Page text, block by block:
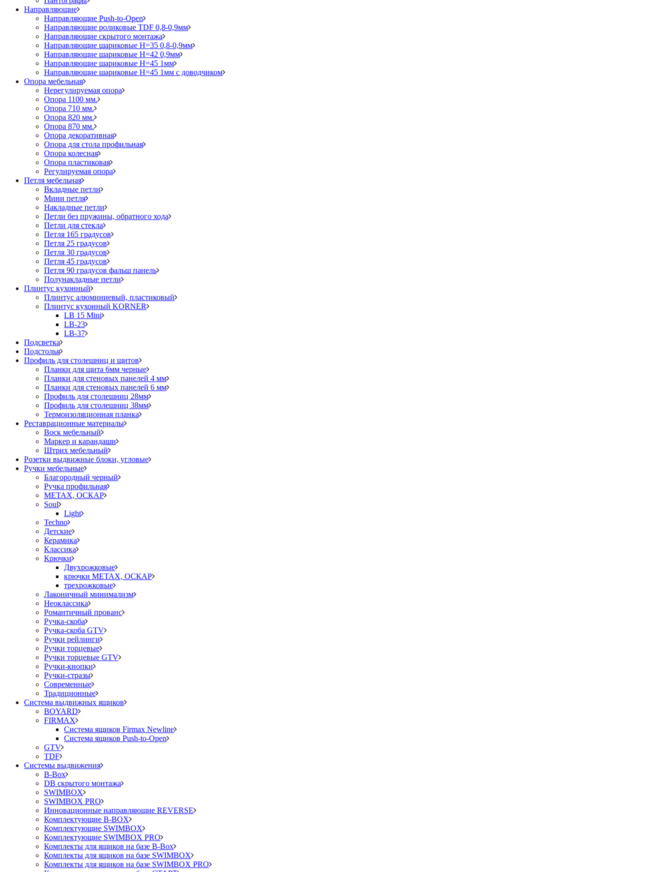
Направляющие
Направляющие Push-to-Open
Направляющие роликовые TDF 0,8-0,9мм
Направляющие скрытого монтажа
Направляющие шариковые H=35 0,8-0,9мм
Направляющие шариковые H=42 0,9мм
Направляющие шариковые H=45 1мм
Направляющие шариковые H=45 1мм с доводчиком
Опора мебельная
Нерегулируемая опора
Опора 1100 мм.
Опора 710 мм.
Опора 820 мм.
Опора 870 мм.
Опора декоративная
Опора для стола профильная
Опора колесная
Опора пластиковая
Регулируемая опора
Петля мебельная
Вкладные петли
Мини петля
Накладные петли
Петли без пружины, обратного хода
Петли для стекла
Петля 165 градусов
Петля 25 градусов
Петля 30 градусов
Петля 45 градусов
Петля 90 градусов фальш панель
Полунакладные петли
Плинтус кухонный
Плинтус алюминиевый, пластиковый
Плинтус кухонный KORNER
LB 15 Mini
LB-23
LB-37
Подсветка
Подстолья
Профиль для столешниц и щитов
Планки для щита 6мм черные
Планки для стеновых панелей 4 мм
Планки для стеновых панелей 6 мм
Профиль для столешниц 28мм
Профиль для столешниц 38мм
Термоизоляционная планка
Реставрационные материалы
Воск мебельный
Маркер и карандаши
Штрих мебельный
Розетки выдвижные блоки, угловые
Ручки мебельные
Благородный черный
Ручка профильная
METAX, ОСКАР
Soul
Light
Techno
Детские
Керамика
Классика
Крючки
Двухрожковые
крючки METAX, ОСКАР
трехрожковые
Лаконичный минимализм
Неоклассика
Романтичный прованс
Ручка-скоба
Ручка-скоба GTV
Ручки рейлинги
Ручки торцевые
Ручки торцевые GTV
Ручки-кнопки
Ручки-стразы
Современные
Традиционные
Система выдвижных ящиков
BOYARD
FIRMAX
Система ящиков Firmax Newline
Система ящиков Push-to-Open
GTV
TDF
Системы выдвижения
B-Box
DB скрытого монтажа
SWIMBOX
SWIMBOX PRO
Инновационные направляющие REVERSE
Комплектующие B-BOX
Комплектующие SWIMBOX
Комплектующие SWIMBOX PRO
Комплекты для ящиков на базе B-Box
Комплекты для ящиков на базе SWIMBOX
Комплекты для ящиков на базе SWIMBOX PRO